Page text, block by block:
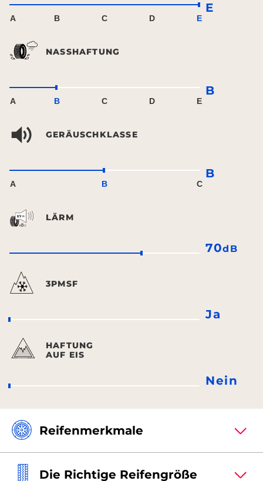
A B C D E
E
NASSHAFTUNG
A B C D E
B
GERÄUSCHKLASSE
A B C
B
LÄRM
70dB
3PMSF
Ja
HAFTUNG
AUF EIS
Nein
Reifenmerkmale
Die Richtige Reifengröße